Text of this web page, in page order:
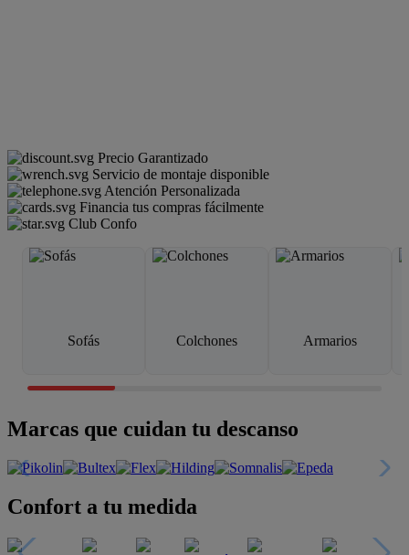
Precio Garantizado
Servicio de montaje disponible
Atención Personalizada
Financia tus compras fácilmente
Club Confo
Sofás Colchones Armarios
Marcas que cuidan tu descanso
Confort a tu medida